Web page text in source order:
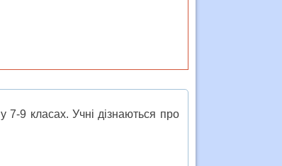
у 7-9 класах. Учні дізнаються про